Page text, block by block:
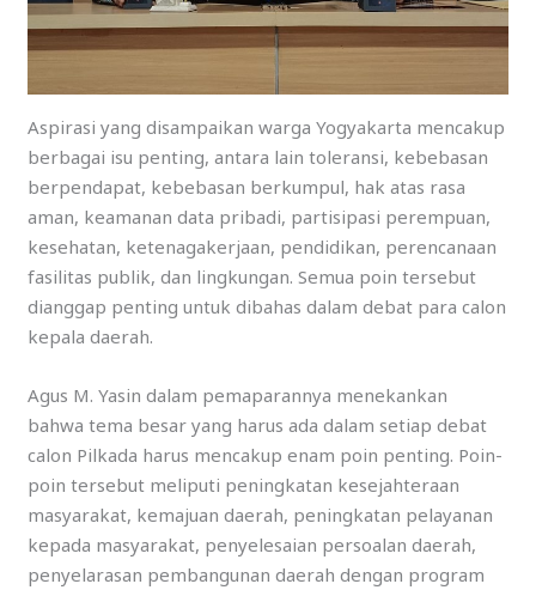
Aspirasi yang disampaikan warga Yogyakarta mencakup
berbagai isu penting, antara lain toleransi, kebebasan
berpendapat, kebebasan berkumpul, hak atas rasa
aman, keamanan data pribadi, partisipasi perempuan,
kesehatan, ketenagakerjaan, pendidikan, perencanaan
fasilitas publik, dan lingkungan. Semua poin tersebut
dianggap penting untuk dibahas dalam debat para calon
kepala daerah.
Agus M. Yasin dalam pemaparannya menekankan
bahwa tema besar yang harus ada dalam setiap debat
calon Pilkada harus mencakup enam poin penting. Poin-
poin tersebut meliputi peningkatan kesejahteraan
masyarakat, kemajuan daerah, peningkatan pelayanan
kepada masyarakat, penyelesaian persoalan daerah,
penyelarasan pembangunan daerah dengan program